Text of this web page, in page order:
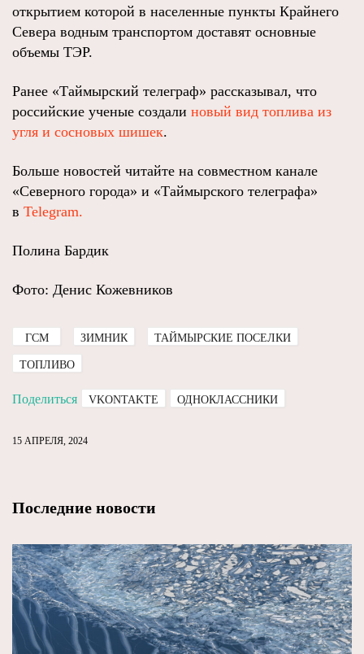
открытием которой в населенные пункты Крайнего
Севера водным транспортом доставят основные
объемы ТЭР.
Ранее «Таймырский телеграф» рассказывал, что
российские ученые создали новый вид топлива из
угля и сосновых шишек.
Больше новостей читайте на совместном канале
«Северного города» и «Таймырского телеграфа»
в Telegram.
Полина Бардик
Фото: Денис Кожевников
ГСМ ЗИМНИК ТАЙМЫРСКИЕ ПОСЕЛКИ
ТОПЛИВО
Поделиться VKONTAKTE ОДНОКЛАССНИКИ
15 АПРЕЛЯ, 2024
Последние новости